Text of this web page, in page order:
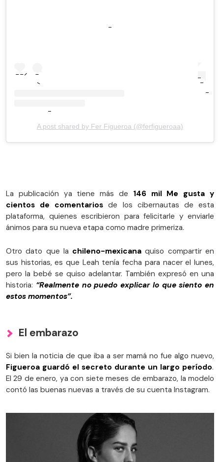
A post shared by Fer Figueroa (@ferfigueroaa)
La publicación ya tiene más de 146 mil Me gusta y
cientos de comentarios de los cibernautas de esta
plataforma, quienes escribieron para felicitarle y enviarle
ánimos para su nueva etapa como madre primeriza.
Otro dato que la chileno-mexicana quiso compartir en
sus historias, es que Leah tenía fecha para nacer el lunes,
pero la bebé se quiso adelantar. También expresó en una
historia: “Realmente no puedo explicar lo que siento en
estos momentos”.
El embarazo
Si bien la noticia de que iba a ser mamá no fue algo nuevo,
Figueroa guardó el secreto durante un largo período.
El 29 de enero, ya con siete meses de embarazo, la modelo
contó las buenas nuevas a través de su cuenta Instagram.